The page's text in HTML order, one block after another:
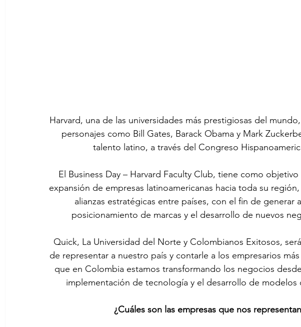
Harvard, una de las universidades más prestigiosas del
personajes como Bill Gates, Barack Obama y Mark
talento latino, a través del Congreso
El Business Day – Harvard Faculty Club, tiene como
expansión de empresas latinoamericanas hacia toda su
alianzas estratégicas entre países, con el fin de generar
posicionamiento de marcas y el desarrollo de nuevos
Quick, La Universidad del Norte y Colombianos Exitosos,
de representar a nuestro país y contarle a los empresarios
que en Colombia estamos transformando los negocios
implementación de tecnología y el desarrollo de modelos
¿Cuáles son las empresas que nos